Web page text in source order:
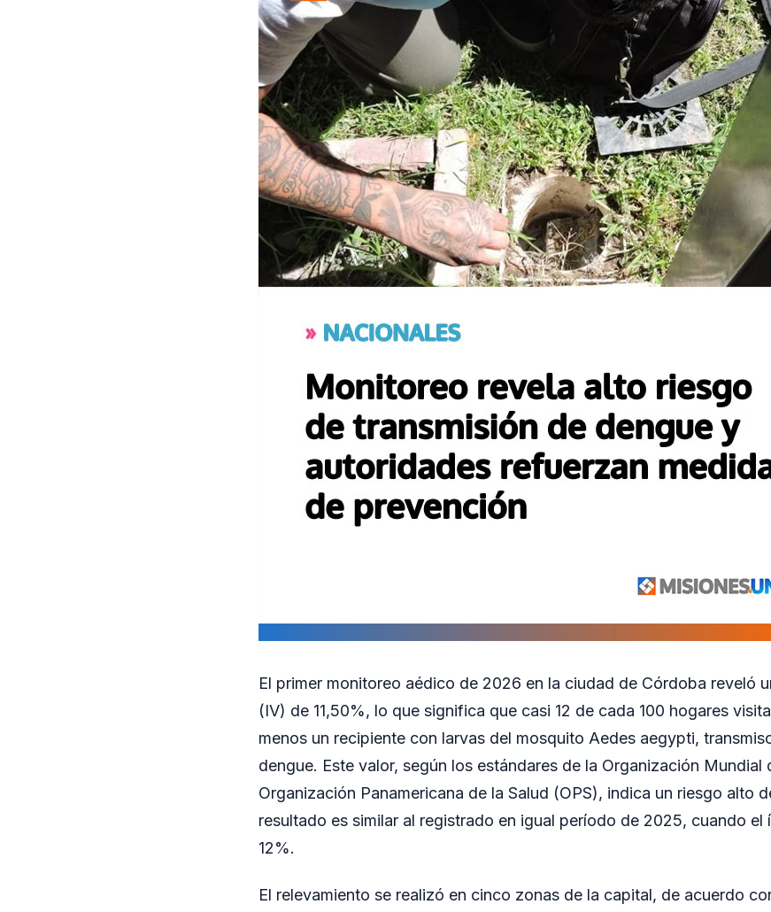
El primer monitoreo aédico de 2026 en la ciudad de Córdoba reveló
(IV) de 11,50%, lo que significa que casi 12 de cada 100 hogares
menos un recipiente con larvas del mosquito Aedes aegypti,
dengue. Este valor, según los estándares de la Organización Mundial
Organización Panamericana de la Salud (OPS), indica un riesgo alto
resultado es similar al registrado en igual período de 2025, cuando el
12%.
El relevamiento se realizó en cinco zonas de la capital, de acuerdo